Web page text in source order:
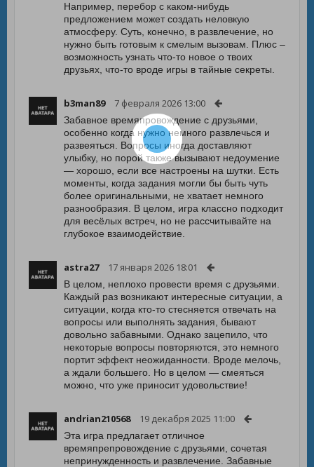
Например, перебор с каком-нибудь
предложением может создать неловкую
атмосферу. Суть, конечно, в развлечение, но
нужно быть готовым к смелым вызовам. Плюс –
возможность узнать что-то новое о твоих
друзьях, что-то вроде игры в тайные секреты.
b3man89 7 февраля 2026 13:00
Забавное времяпровождение с друзьями,
особенно когда нужно немного развлечься и
развеяться. Вопросы иногда доставляют
улыбку, но порой также вызывают недоумение
— хорошо, если все настроены на шутки. Есть
моменты, когда задания могли бы быть чуть
более оригинальными, не хватает немного
разнообразия. В целом, игра классно подходит
для весёлых встреч, но не рассчитывайте на
глубокое взаимодействие.
astra27 17 января 2026 18:01
В целом, неплохо провести время с друзьями.
Каждый раз возникают интересные ситуации, а
ситуации, когда кто-то стесняется отвечать на
вопросы или выполнять задания, бывают
довольно забавными. Однако зацепило, что
некоторые вопросы повторяются, это немного
портит эффект неожиданности. Вроде мелочь,
а ждали большего. Но в целом — смеяться
можно, что уже приносит удовольствие!
andrian210568 19 декабря 2025 11:00
Эта игра предлагает отличное
времяпрепровождение с друзьями, сочетая
непринужденность и развлечение. Забавные